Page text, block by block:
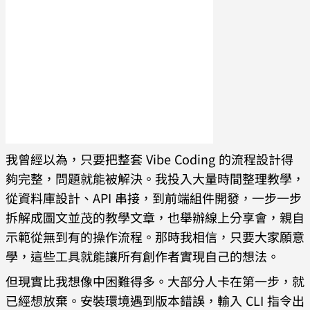
我曾經以為，只要把整套 Vibe Coding 的流程設計得
夠完整，問題就能被解決。我投入大量時間整理教學，
從資料庫設計、API 串接，到前端組件開發，一步一步
拆解成圖文並茂的教學文章，也舉辦線上分享會，親自
示範從無到有的操作流程。那時我相信，只要大家願意
學，這些工具就能讓所有創作者實現自己的想法。
但現實比我想像中困難得多。大部分人卡在第一步，就
已經想放棄。安裝環境遇到版本錯誤，輸入 CLI 指令出